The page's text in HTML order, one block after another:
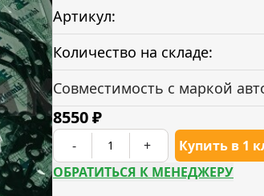
Артикул:
Количество на складе:
Совместимость с маркой
8550₽
- + Купить в 1
ОБРАТИТЬСЯ К МЕНЕДЖЕРУ